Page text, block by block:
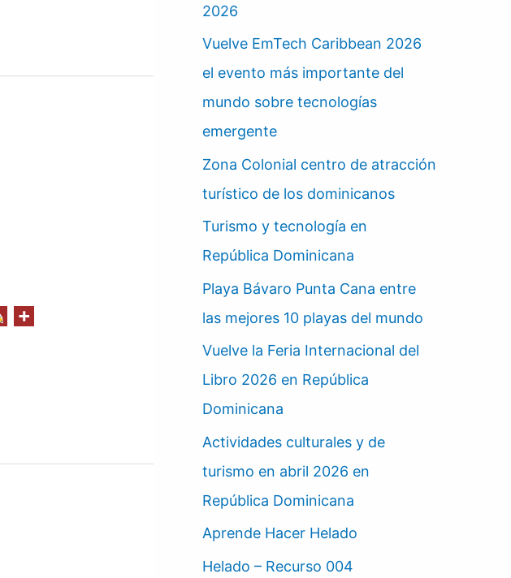
2026
Vuelve EmTech Caribbean 2026
el evento más importante del
mundo sobre tecnologías
emergente
Zona Colonial centro de atracción
turístico de los dominicanos
Turismo y tecnología en
República Dominicana
Playa Bávaro Punta Cana entre
las mejores 10 playas del mundo
Vuelve la Feria Internacional del
Libro 2026 en República
Dominicana
Actividades culturales y de
turismo en abril 2026 en
República Dominicana
Aprende Hacer Helado
Helado – Recurso 004